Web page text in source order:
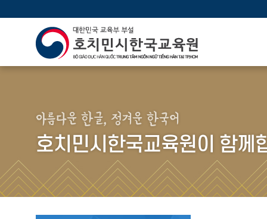
아름다운 한글, 정겨운 한국어
호치민시한국교육원이 함께